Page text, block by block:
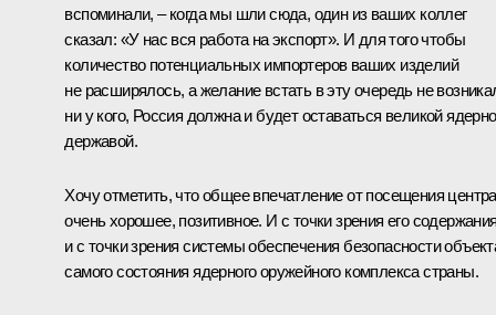
вспоминали, – когда мы шли сюда, один из ваших коллег
сказал: «У нас вся работа на экспорт». И для того чтобы
количество потенциальных импортеров ваших изделий
не расширялось, а желание встать в эту очередь не
ни у кого, Россия должна и будет оставаться великой
державой.
Хочу отметить, что общее впечатление от посещения центра
очень хорошее, позитивное. И с точки зрения его
и с точки зрения системы обеспечения безопасности
самого состояния ядерного оружейного комплекса страны.